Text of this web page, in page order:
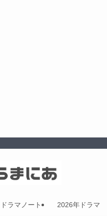
ドラマノート 2026年ドラマ